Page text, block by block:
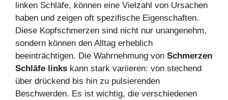
linken Schläfe, können eine Vielzahl von Ursachen
haben und zeigen oft spezifische Eigenschaften.
Diese Kopfschmerzen sind nicht nur unangenehm,
sondern können den Alltag erheblich
beeinträchtigen. Die Wahrnehmung von Schmerzen
Schläfe links kann stark variieren: von stechend
über drückend bis hin zu pulsierenden
Beschwerden. Es ist wichtig, die verschiedenen